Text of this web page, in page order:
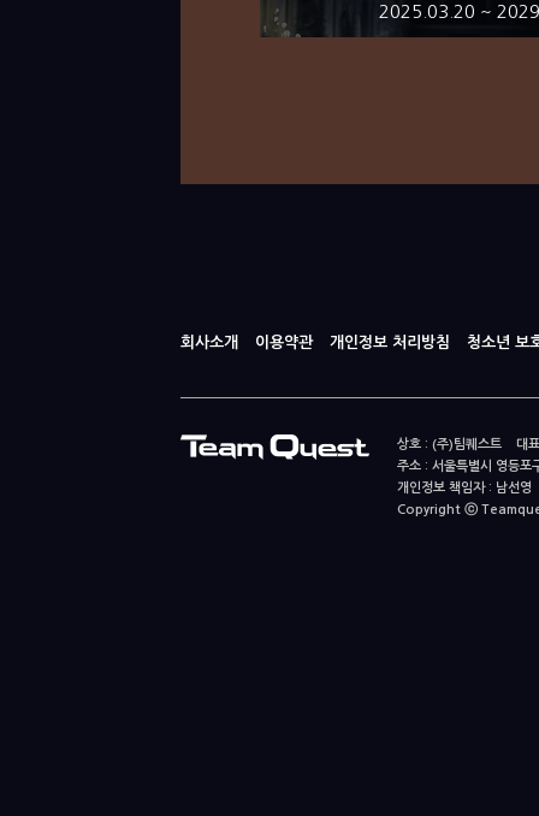
2025.03.20 ~
회사소개 이용약관 개인정보 처리방침 청소년 보
상호 : (주)팀퀘스트 대
주소 : 서울특별시 영등
개인정보 책임자 : 남
Copyright ⓒ